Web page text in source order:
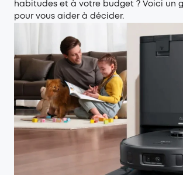
habitudes et à votre budget ? Voici un
pour vous aider à décider.